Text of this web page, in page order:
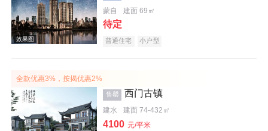
效果图
蒙自 建面 69㎡
待定
普通住宅 小户型
全款优惠3%，按揭优惠2%
售罄 西门古镇
建水 建面 74-432㎡
4100 元/平米